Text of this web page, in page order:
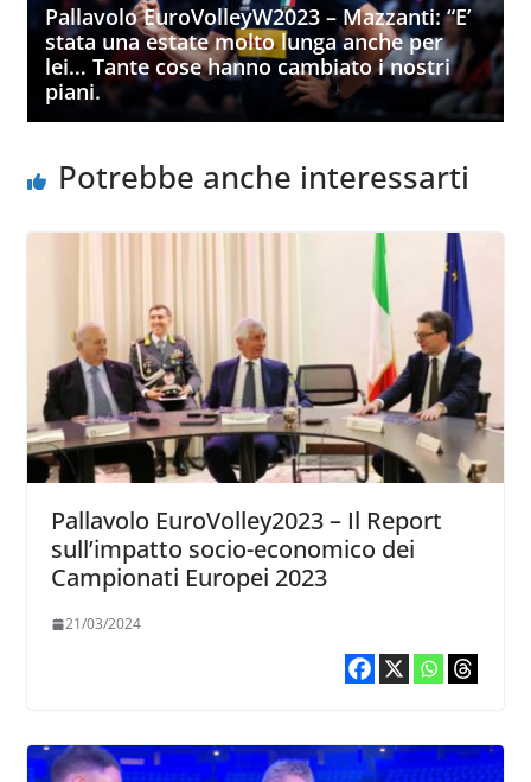
Pallavolo EuroVolleyW2023 – Mazzanti: “E’
stata una estate molto lunga anche per
lei… Tante cose hanno cambiato i nostri
piani.
Potrebbe anche interessarti
Pallavolo EuroVolley2023 – Il Report
sull’impatto socio-economico dei
Campionati Europei 2023
21/03/2024